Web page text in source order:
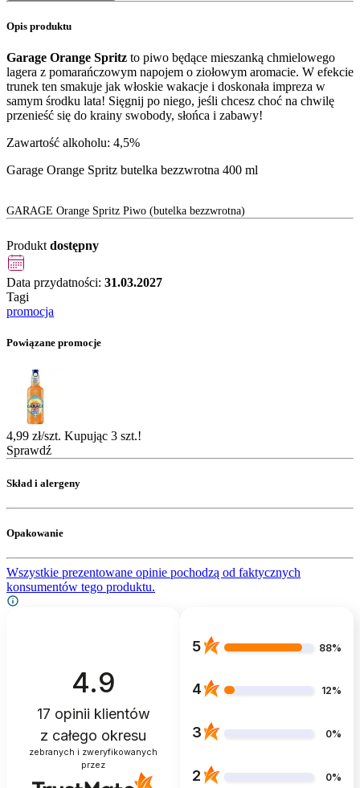
Opis produktu
Garage Orange Spritz to piwo będące mieszanką chmielowego
lagera z pomarańczowym napojem o ziołowym aromacie. W efekcie
trunek ten smakuje jak włoskie wakacje i doskonała impreza w
samym środku lata! Sięgnij po niego, jeśli chcesz choć na chwilę
przenieść się do krainy swobody, słońca i zabawy!
Zawartość alkoholu: 4,5%
Garage Orange Spritz butelka bezzwrotna 400 ml
GARAGE Orange Spritz Piwo (butelka bezzwrotna)
Produkt dostępny
Data przydatności: 31.03.2027
Tagi
promocja
Powiązane promocje
4,99 zł/szt. Kupując 3 szt.!
Sprawdź
Skład i alergeny
Opakowanie
Wszystkie prezentowane opinie pochodzą od faktycznych
konsumentów tego produktu.
4.9
17 opinii klientów
z całego okresu
zebranych i zweryfikowanych
przez
5 88%
4 12%
3 0%
2 0%